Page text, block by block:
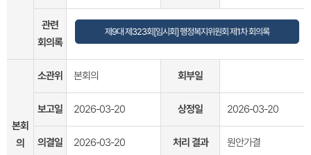
관련
회의록
제9대 제323회[임시회] 행정복지위원회 제1차 회의록
본회
의
소관위 본회의 회부일
보고일 2026-03-20 상정일 2026-03-20
의결일 2026-03-20 처리 결과 원안가결